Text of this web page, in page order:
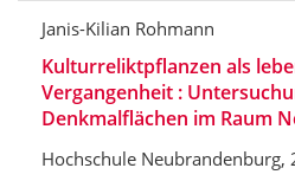
Janis-Kilian Rohmann
Kulturreliktpflanzen als
Vergangenheit :
Denkmalflächen im Raum
Hochschule Neubrandenburg,